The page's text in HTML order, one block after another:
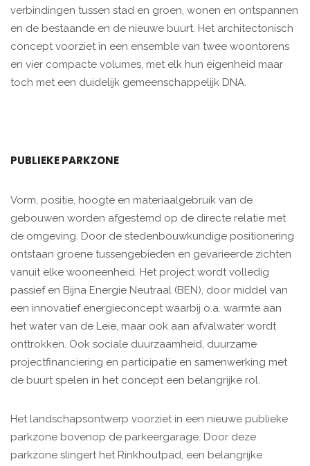
verbindingen tussen stad en groen, wonen en ontspannen
en de bestaande en de nieuwe buurt. Het architectonisch
concept voorziet in een ensemble van twee woontorens
en vier compacte volumes, met elk hun eigenheid maar
toch met een duidelijk gemeenschappelijk DNA.
PUBLIEKE PARKZONE
Vorm, positie, hoogte en materiaalgebruik van de
gebouwen worden afgestemd op de directe relatie met
de omgeving. Door de stedenbouwkundige positionering
ontstaan groene tussengebieden en gevarieerde zichten
vanuit elke wooneenheid. Het project wordt volledig
passief en Bijna Energie Neutraal (BEN), door middel van
een innovatief energieconcept waarbij o.a. warmte aan
het water van de Leie, maar ook aan afvalwater wordt
onttrokken. Ook sociale duurzaamheid, duurzame
projectfinanciering en participatie en samenwerking met
de buurt spelen in het concept een belangrijke rol.
Het landschapsontwerp voorziet in een nieuwe publieke
parkzone bovenop de parkeergarage. Door deze
parkzone slingert het Rinkhoutpad, een belangrijke